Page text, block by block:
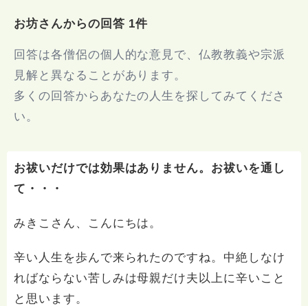
お坊さんからの回答 1件
回答は各僧侶の個人的な意見で、仏教教義や宗派
見解と異なることがあります。
多くの回答からあなたの人生を探してみてくださ
い。
お祓いだけでは効果はありません。お祓いを通し
て・・・
みきこさん、こんにちは。
辛い人生を歩んで来られたのですね。中絶しなけ
ればならない苦しみは母親だけ夫以上に辛いこと
と思います。